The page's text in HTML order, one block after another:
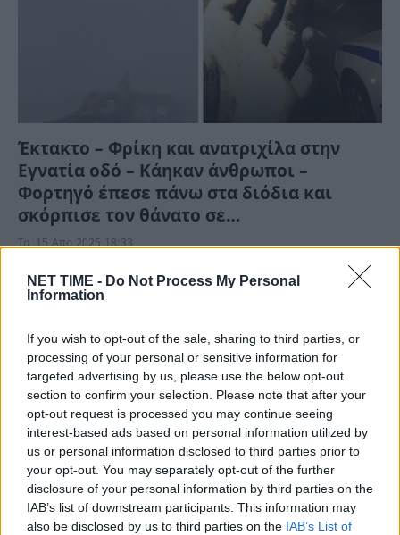
NET TIME - Do Not Process My Personal
Information
If you wish to opt-out of the sale, sharing to third parties, or
processing of your personal or sensitive information for
targeted advertising by us, please use the below opt-out
section to confirm your selection. Please note that after your
opt-out request is processed you may continue seeing
interest-based ads based on personal information utilized by
us or personal information disclosed to third parties prior to
your opt-out. You may separately opt-out of the further
disclosure of your personal information by third parties on the
IAB’s list of downstream participants. This information may
also be disclosed by us to third parties on the IAB’s List of
Έκτακτο – Φρίκη και ανατριχίλα στην
Εγνατία οδό – Κάηκαν άνθρωποι –
Φορτηγό έπεσε πάνω στα διόδια και
σκόρπισε τον θάνατο σε…
Τρ, 15 Απρ 2025 18:33
Δύο νεκροί και τέσσερις τραυματίες, είναι ο απολογισμός
του σοβαρού τροχαίου δυστυχήματος, που…